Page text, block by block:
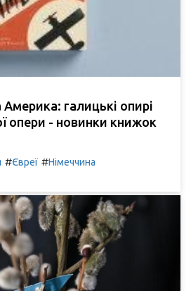
галицькі опирі
опери - новинки книжок
#Євреї #Німеччина